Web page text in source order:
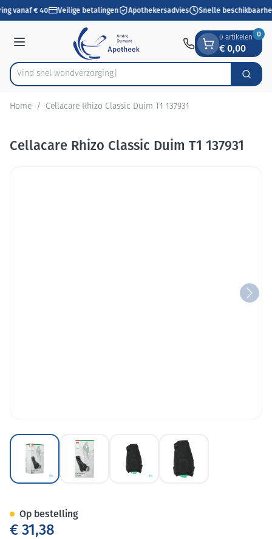
Ga naar de inhoud
1 van 1
vanaf € 40 Veilige betalingen Apothekersadvies Snelle
Menu
Product, merk, categorie...
Vind snel wondve Zoek
0 artikelen
€ 0,00
0
Home / Cellacare Rhizo Classic Duim T1 137931
Cellacare Rhizo Classic Duim T1 137931
View larger imageView larger imageView larger imageView larger image
€ 31,38
Op bestelling